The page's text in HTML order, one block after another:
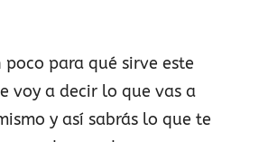
para qué sirve este
voy a decir lo que vas a
y así sabrás lo que te